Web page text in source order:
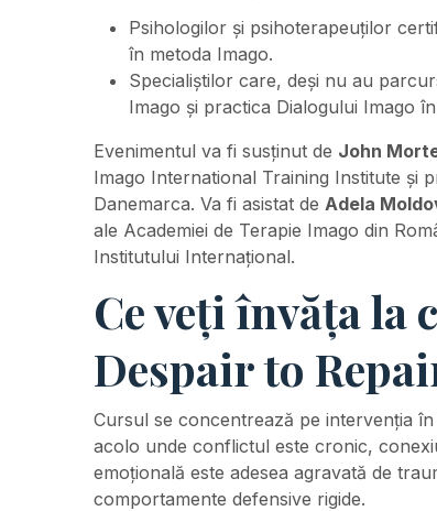
Psihologilor și psihoterapeuților
în metoda Imago.
Specialiștilor care, deși nu au
Imago și practica Dialogului Imago
Evenimentul va fi susținut de John
Imago International Training Institute și
Danemarca. Va fi asistat de Adela
ale Academiei de Terapie Imago din
Institutului Internațional.
Ce veți învăța la
Despair to
Cursul se concentrează pe intervenția
acolo unde conflictul este cronic,
emoțională este adesea agravată de
comportamente defensive rigide.